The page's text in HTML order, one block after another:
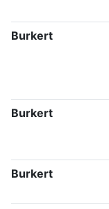
Burkert
Burkert
Burkert